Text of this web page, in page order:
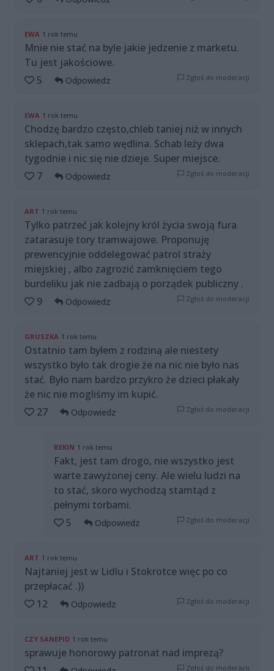
EWA 1 rok temu
Mnie nie stać na byle jakie jedzenie z marketu.
Tu jest jakościowe.
5
Odpowiedz Zgłoś do moderacji
EWA 1 rok temu
Chodzę bardzo często,chleb taniej niż w innych
sklepach,tak samo wędlina. Schab leży dwa
tygodnie i nic się nie dzieje. Super miejsce.
7
Odpowiedz Zgłoś do moderacji
ART 1 rok temu
Tylko patrzeć jak kolejny król życia swoją fura
zatarasuje tory tramwajowe. Proponuję
prewencyjnie oddelegować patrol straży
miejskiej , albo zagrozić zamknięciem tego
burdeliku jak nie zadbają o porządek publiczny .
9
Odpowiedz Zgłoś do moderacji
GRUSZKA 1 rok temu
Ostatnio tam byłem z rodziną ale niestety
wszystko było tak drogie że na nic nie było nas
stać. Było nam bardzo przykro że dzieci płakały
że nic nie mogliśmy im kupić.
27
Odpowiedz Zgłoś do moderacji
REKIN 1 rok temu
Fakt, jest tam drogo, nie wszystko jest
warte zawyżonej ceny. Ale wielu ludzi na
to stać, skoro wychodzą stamtąd z
pełnymi torbami.
5
Odpowiedz Zgłoś do moderacji
ART 1 rok temu
Najtaniej jest w Lidlu i Stokrotce więc po co
przepłacać .))
12
Odpowiedz Zgłoś do moderacji
CZY SANEPID 1 rok temu
sprawuje honorowy patronat nad imprezą?
Zgłoś do moderacji